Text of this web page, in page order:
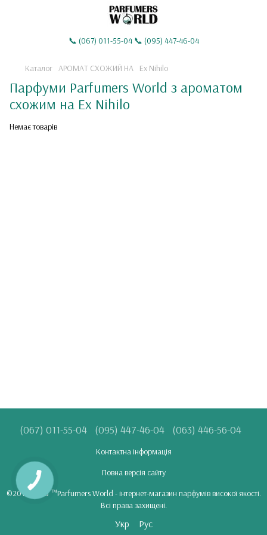
📞 (067) 011-55-04 📞 (095) 447-46-04
Каталог АРОМАТ СХОЖИЙ НА Ex Nihilo
Парфуми Parfumers World з ароматом
схожим на Ex Nihilo
Немає товарів
(067) 011-55-04 (095) 447-46-04 (063) 446-56-04
Контактна інформація
Повна версія сайту
©2018-2025 ™Parfumers World - інтернет-магазин парфумів високої якості.
Всі права захищені.
Укр Рус